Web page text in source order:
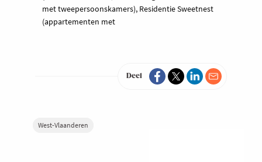
met tweepersoonskamers), Residentie Sweetnest
(appartementen met
Deel
West-Vlaanderen